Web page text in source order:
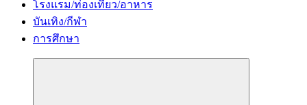
โรงแรม/ท่องเที่ยว/อาหาร
บันเทิง/กีฬา
การศึกษา